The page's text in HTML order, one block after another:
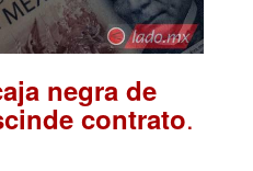
negra de
contrato.